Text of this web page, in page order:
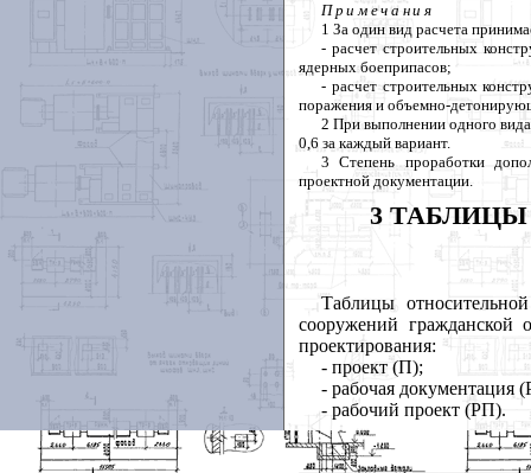
Примечания
1 За один вид расчета
- расчет строительных
ядерных боеприпасов;
- расчет строительных
поражения и объемно-
2 При выполнении одного
0,6 за каждый вариант.
3 Степень проработки
проектной документации.
3
Таблицы
сооружений
проектирования:
- проект (П);
- рабочая документация
- рабочий проект (РП).